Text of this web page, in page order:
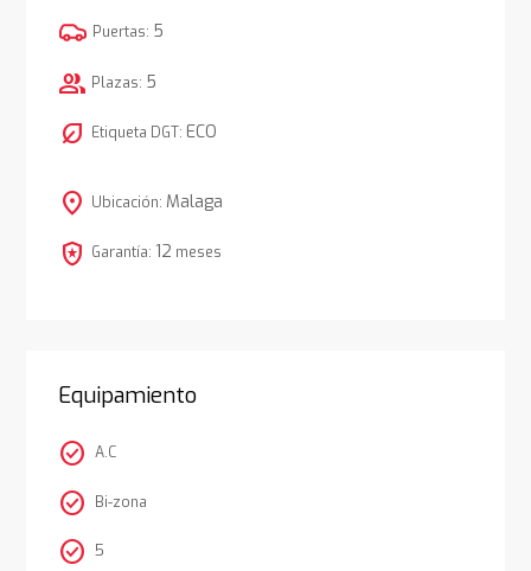
Puertas: 5
group Plazas: 5
nest_eco_leaf Etiqueta DGT: ECO
location_on Ubicación: Malaga
local_police Garantía: 12 meses
Equipamiento
check_circle A.C
check_circle Bi-zona
check_circle 5